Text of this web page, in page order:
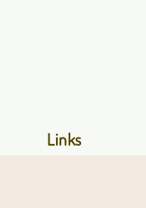
Links